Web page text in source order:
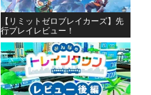
【リミットゼロブレイカーズ】先
行プレイレビュー！